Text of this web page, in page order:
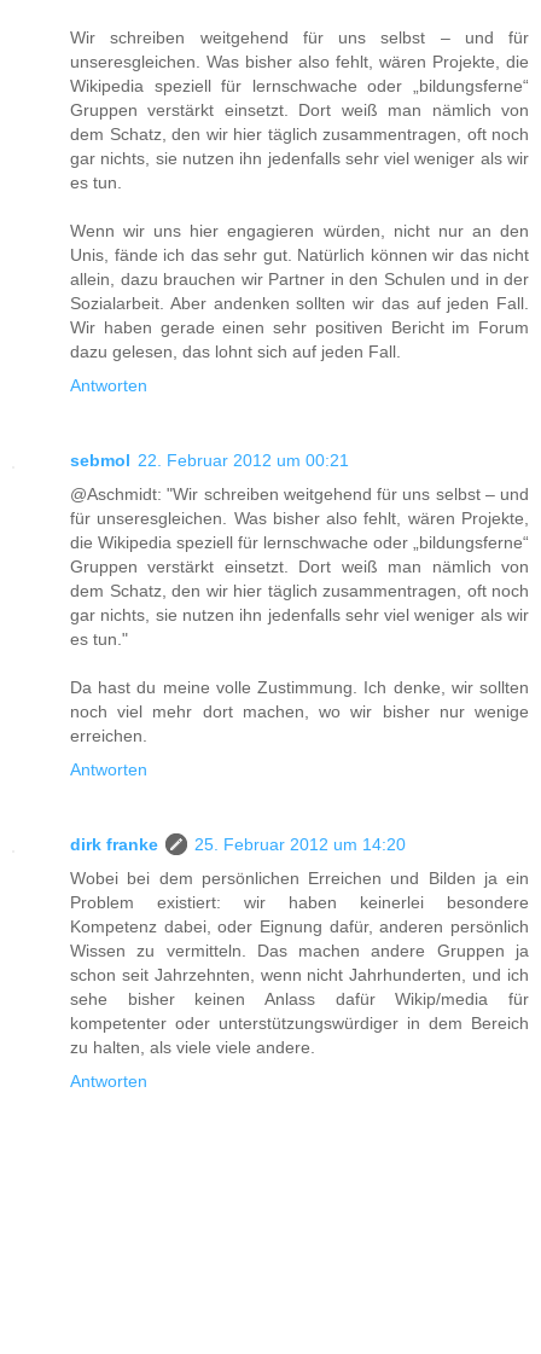
Wir schreiben weitgehend für uns selbst – und für
unseresgleichen. Was bisher also fehlt, wären Projekte, die
Wikipedia speziell für lernschwache oder „bildungsferne“
Gruppen verstärkt einsetzt. Dort weiß man nämlich von
dem Schatz, den wir hier täglich zusammentragen, oft noch
gar nichts, sie nutzen ihn jedenfalls sehr viel weniger als wir
es tun.
Wenn wir uns hier engagieren würden, nicht nur an den
Unis, fände ich das sehr gut. Natürlich können wir das nicht
allein, dazu brauchen wir Partner in den Schulen und in der
Sozialarbeit. Aber andenken sollten wir das auf jeden Fall.
Wir haben gerade einen sehr positiven Bericht im Forum
dazu gelesen, das lohnt sich auf jeden Fall.
Antworten
sebmol 22. Februar 2012 um 00:21
@Aschmidt: "Wir schreiben weitgehend für uns selbst – und
für unseresgleichen. Was bisher also fehlt, wären Projekte,
die Wikipedia speziell für lernschwache oder „bildungsferne“
Gruppen verstärkt einsetzt. Dort weiß man nämlich von
dem Schatz, den wir hier täglich zusammentragen, oft noch
gar nichts, sie nutzen ihn jedenfalls sehr viel weniger als wir
es tun."
Da hast du meine volle Zustimmung. Ich denke, wir sollten
noch viel mehr dort machen, wo wir bisher nur wenige
erreichen.
Antworten
dirk franke
25. Februar 2012 um 14:20
Wobei bei dem persönlichen Erreichen und Bilden ja ein
Problem existiert: wir haben keinerlei besondere
Kompetenz dabei, oder Eignung dafür, anderen persönlich
Wissen zu vermitteln. Das machen andere Gruppen ja
schon seit Jahrzehnten, wenn nicht Jahrhunderten, und ich
sehe bisher keinen Anlass dafür Wikip/media für
kompetenter oder unterstützungswürdiger in dem Bereich
zu halten, als viele viele andere.
Antworten